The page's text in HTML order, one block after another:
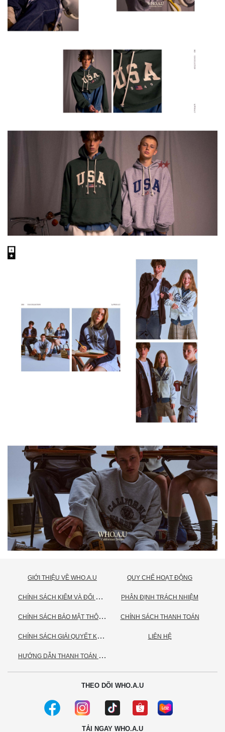
GIỚI THIỆU VỀ WHO.A.U
C
HÍNH SÁCH KIỂM VÀ ĐỔI TRẢ HÀNG
C
HÍNH SÁCH BẢO MẬT THÔNG TIN CÁ NHÂN
C
HÍNH SÁCH GIẢI QUYẾT KHIẾU NẠI
H
ƯỚNG DẪN THANH TOÁN VNPAY
QUY CHẾ HOẠT ĐỘNG
PHÂN ĐỊNH TRÁCH NHIỆM
CHÍNH SÁCH THANH TOÁN
LIÊN HỆ
THEO DÕI WHO.A.U
TẢI NGAY WHO.A.U